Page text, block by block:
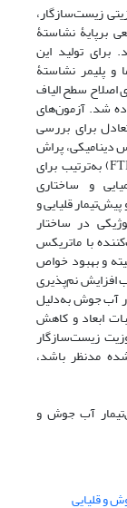
زیست‌سازگار،
برپایۀ نشاستۀ
برای تولید این
و پلیمر نشاستۀ
شد. برای اصلاح سطح الیاف
استفاده شد. آزمون‌های
برای بررسی
دینامیکی، پراش
پرتو ایکس (XRD) و طیف‌سنجی مادون قرمز (FTIR) به‌ترتیب برای
و ساختاری
قلیایی و
در ساختار
با ماتریکس
و بهبود خواص
افزایش نم‌پذیری
آب جوش به‌دلیل
ابعاد و کاهش
زیست‌سازگار
مدنظر باشد،
آب جوش و
و قلیایی